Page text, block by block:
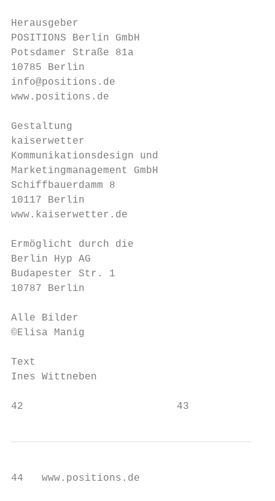
Herausgeber
POSITIONS Berlin GmbH
Potsdamer Straße 81a
10785 Berlin
info@positions.de
www.positions.de
Gestaltung
kaiserwetter
Kommunikationsdesign und
Marketingmanagement GmbH
Schiffbauerdamm 8
10117 Berlin
www.kaiserwetter.de
Ermöglicht durch die
Berlin Hyp AG
Budapester Str. 1
10787 Berlin
Alle Bilder
©Elisa Manig
Text
Ines Wittneben
42                         43
44   www.positions.de